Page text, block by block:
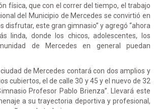
física, que con el correr del tiempo, el trabajo
del Municipio de Mercedes se convirtió en
disfrutar, este gran gimnasio” y agregó “ahora
linda, donde los chicos, adolescentes, los
de Mercedes en general puedan
de Mercedes contará con dos amplios y
cubiertos, el de calle 30 y 45 y el nuevo de 32
Profesor Pablo Brienza”. Llevará este
a su trayectoria deportiva y profesional,